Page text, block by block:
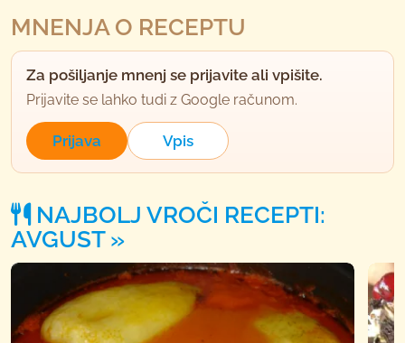
MNENJA O RECEPTU
Za pošiljanje mnenj se prijavite ali vpišite.
Prijavite se lahko tudi z Google računom.
Prijava Vpis
NAJBOLJ VROČI RECEPTI:
AVGUST